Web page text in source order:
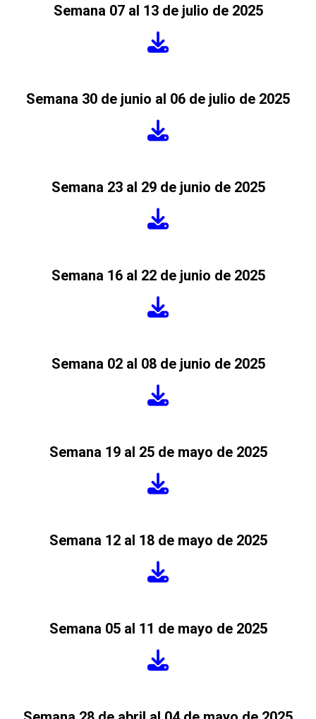
Semana 07 al 13 de julio de 2025
Semana 30 de junio al 06 de julio de 2025
Semana 23 al 29 de junio de 2025
Semana 16 al 22 de junio de 2025
Semana 02 al 08 de junio de 2025
Semana 19 al 25 de mayo de 2025
Semana 12 al 18 de mayo de 2025
Semana 05 al 11 de mayo de 2025